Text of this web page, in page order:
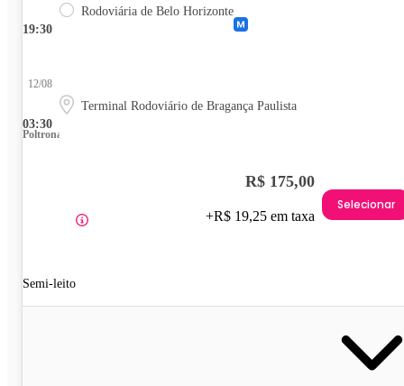
19:30
Rodoviária de Belo Horizonte
03:30
12/08
Terminal Rodoviário de Bragança Paulista
Poltrona
Semi-leito
R$ 175,00
+R$ 19,25 em taxa
Selecionar